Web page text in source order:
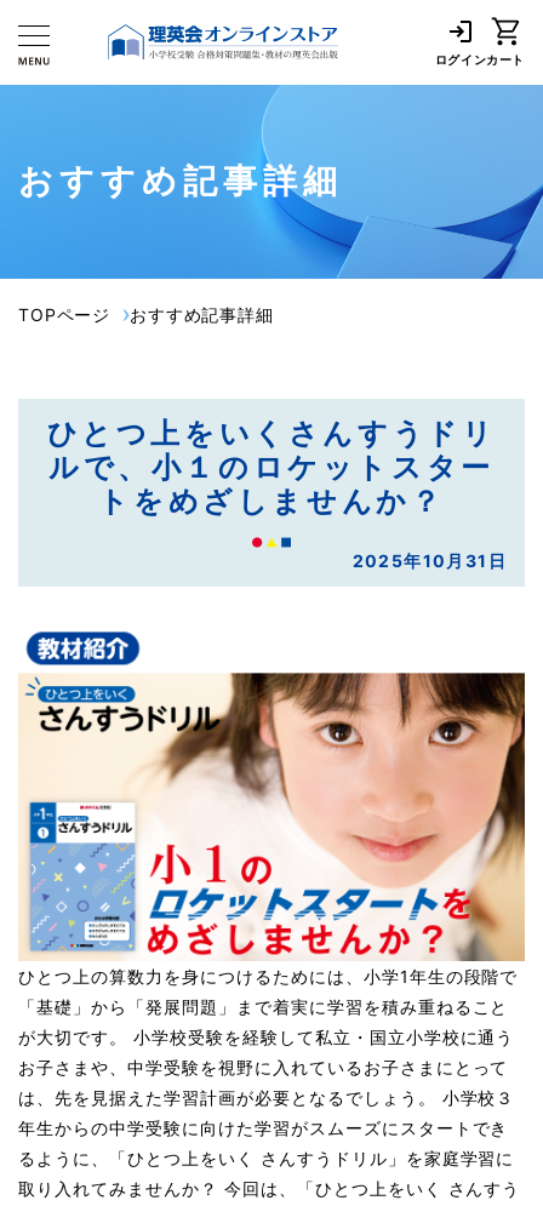
ログインカート
おすすめ記事詳細
TOPページ おすすめ記事詳細
ひとつ上をいくさんすうドリ
ルで、小１のロケットスター
トをめざしませんか？
2025年10月31日
ひとつ上の算数力を身につけるためには、小学1年生の段階で
「基礎」から「発展問題」まで着実に学習を積み重ねること
が大切です。 小学校受験を経験して私立・国立小学校に通う
お子さまや、中学受験を視野に入れているお子さまにとって
は、先を見据えた学習計画が必要となるでしょう。 小学校３
年生からの中学受験に向けた学習がスムーズにスタートでき
るように、「ひとつ上をいく さんすうドリル」を家庭学習に
取り入れてみませんか？ 今回は、「ひとつ上をいく さんすう